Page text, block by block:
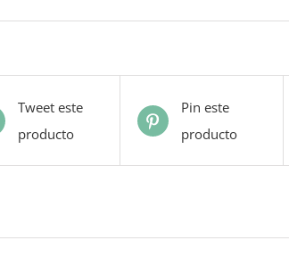
Tweet este
producto
Pin este
producto